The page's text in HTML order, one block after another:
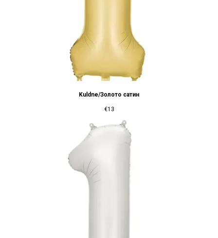
Kuldne/Золото сатин
€13